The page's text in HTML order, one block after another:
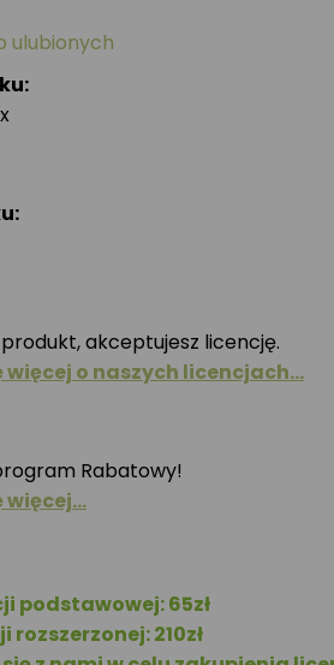
akceptujesz licencję.
więcej o naszych licencjach…
Rabatowy!
więcej…
podstawowej: 65zł
rozszerzonej: 210zł
ulubionych